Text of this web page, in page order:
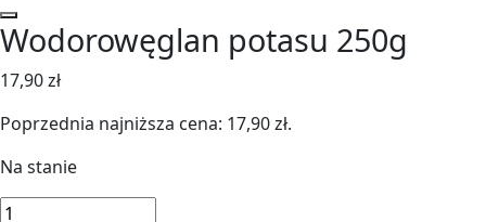
Wodorowęglan potasu 250g
17,90zł
Poprzednia najniższa cena: 17,90zł.
Na stanie
ilość